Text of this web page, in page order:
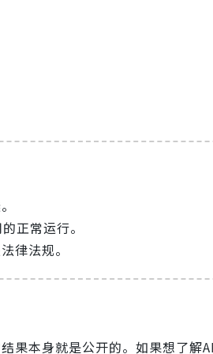
正常运行。
律法规。
果本身就是公开的。如果想了解